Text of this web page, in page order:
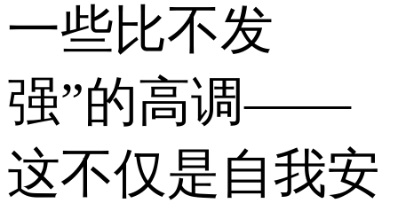
一些比不发
强”的高调——
这不仅是自我安